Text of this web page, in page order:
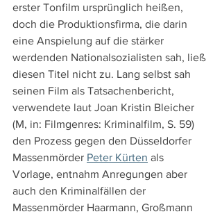
erster Tonfilm ursprünglich heißen,
doch die Produktionsfirma, die darin
eine Anspielung auf die stärker
werdenden Nationalsozialisten sah, ließ
diesen Titel nicht zu. Lang selbst sah
seinen Film als Tatsachenbericht,
verwendete laut Joan Kristin Bleicher
(M, in: Filmgenres: Kriminalfilm, S. 59)
den Prozess gegen den Düsseldorfer
Massenmörder Peter Kürten als
Vorlage, entnahm Anregungen aber
auch den Kriminalfällen der
Massenmörder Haarmann, Großmann